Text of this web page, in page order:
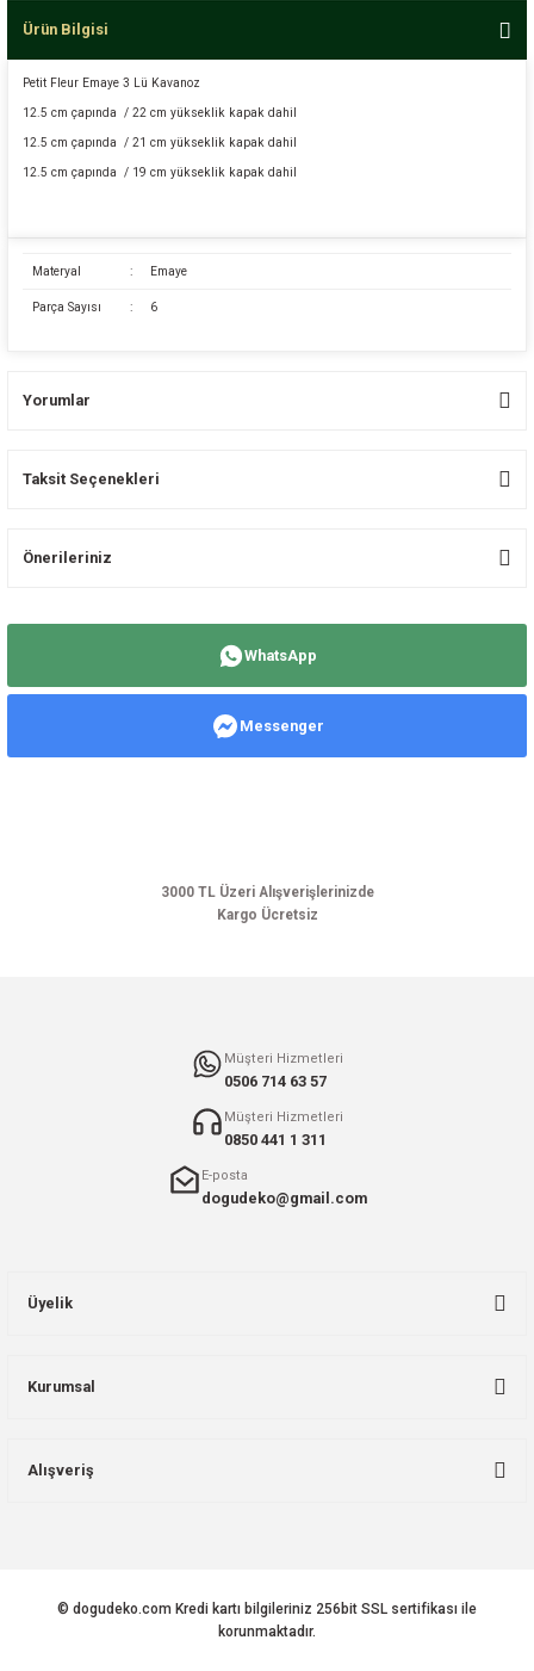
Ürün Bilgisi
Petit Fleur Emaye 3 Lü Kavanoz
12.5 cm çapında / 22 cm yükseklik kapak dahil
12.5 cm çapında / 21 cm yükseklik kapak dahil
12.5 cm çapında / 19 cm yükseklik kapak dahil
Materyal : Emaye
Parça Sayısı : 6
Yorumlar
Taksit Seçenekleri
Önerileriniz
Ürün resmi kalitesiz, bozuk veya görüntülenemiyor.
WhatsApp
Messenger
3000 TL Üzeri Alışverişlerinizde
Kargo Ücretsiz
Müşteri Hizmetleri
0506 714 63 57
Müşteri Hizmetleri
0850 441 1 311
E-posta
dogudeko@gmail.com
Üyelik
Kurumsal
Alışveriş
© dogudeko.com Kredi kartı bilgileriniz 256bit SSL sertifikası ile
korunmaktadır.